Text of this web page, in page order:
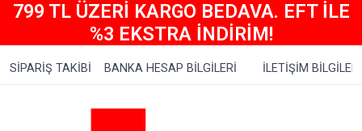
799 TL ÜZERİ KARGO BEDAVA. EFT İLE
%3 EKSTRA İNDİRİM!
SİPARİŞ TAKİBİ BANKA HESAP BİLGİLERİ İLETİŞİM BİLGİLERİ